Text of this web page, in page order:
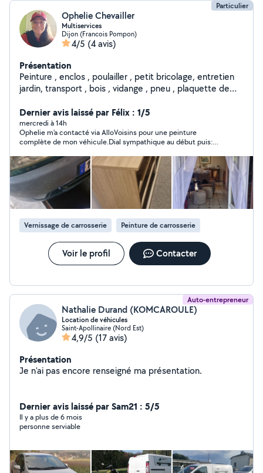
Particulier
Ophelie Chevailler
Multiservices
Dijon (Francois Pompon)
4/5 (4 avis)
Présentation
Peinture , enclos , poulailler , petit bricolage, entretien
jardin, transport , bois , vidange , pneu , plaquette de
Dernier avis laissé par Félix : 1/5
mercredi à 14h
Ophelie m'a contacté via AlloVoisins pour une peinture
complète de mon véhicule.Dial sympathique au début puis:
200 € le lendemain...! À noter : même en fournissant moi-
même peinture et vernis, le tarif restait identique disait-elle, ce
qui pose question sur la véritable cohérence du devis. Motif
évoqué : Passage par prestataire.. Après comparaison, un
professionnel avec 15 ans d’expérience m’a proposé 1 200 €
pour une prestation équivalente (Tout compris en cabine :MO
+ Couches peinture+couches vernis Etc..! ). Conclusion : Tres
deçu du manque de transparence et de cohérence dans ses
echanges et sa tarification . j'ai preféré partir en courant ..! Je
ne recommande pas..!
Vernissage de carrosserie Peinture de carrosserie
Voir le profil Contacter
Auto-entrepreneur
Nathalie Durand (KOMCAROULE)
Location de véhicules
Saint-Apollinaire (Nord Est)
4,9/5 (17 avis)
Présentation
Je n'ai pas encore renseigné ma présentation.
Dernier avis laissé par Sam21 : 5/5
Il y a plus de 6 mois
personne serviable